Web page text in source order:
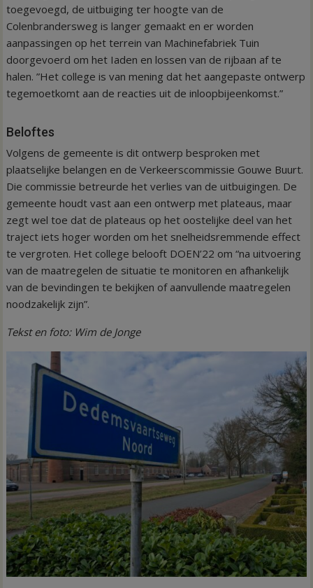
toegevoegd, de uitbuiging ter hoogte van de
Colenbrandersweg is langer gemaakt en er worden
aanpassingen op het terrein van Machinefabriek Tuin
doorgevoerd om het Iaden en lossen van de rijbaan af te
halen. ”Het college is van mening dat het aangepaste ontwerp
tegemoetkomt aan de reacties uit de inloopbijeenkomst.”
Beloftes
Volgens de gemeente is dit ontwerp besproken met
plaatselijke belangen en de Verkeerscommissie Gouwe Buurt.
Die commissie betreurde het verlies van de uitbuigingen. De
gemeente houdt vast aan een ontwerp met plateaus, maar
zegt wel toe dat de plateaus op het oostelijke deel van het
traject iets hoger worden om het snelheidsremmende effect
te vergroten. Het college belooft DOEN’22 om “na uitvoering
van de maatregelen de situatie te monitoren en afhankelijk
van de bevindingen te bekijken of aanvullende maatregelen
noodzakelijk zijn”.
Tekst en foto: Wim de Jonge